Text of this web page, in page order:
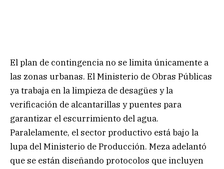
El plan de contingencia no se limita únicamente a
las zonas urbanas. El Ministerio de Obras Públicas
ya trabaja en la limpieza de desagües y la
verificación de alcantarillas y puentes para
garantizar el escurrimiento del agua.
Paralelamente, el sector productivo está bajo la
lupa del Ministerio de Producción. Meza adelantó
que se están diseñando protocolos que incluyen